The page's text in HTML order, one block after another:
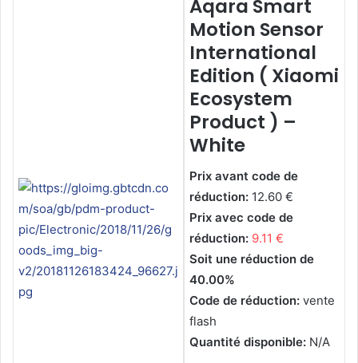
Aqara Smart
Motion Sensor
International
Edition ( Xiaomi
Ecosystem
Product ) –
White
Prix avant code de
réduction: 12.60 €
Prix avec code de
réduction: 9.11 €
Soit une réduction de
40.00%
Code de réduction: vente
flash
Quantité disponible: N/A